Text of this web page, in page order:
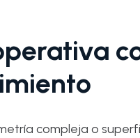
compleja o